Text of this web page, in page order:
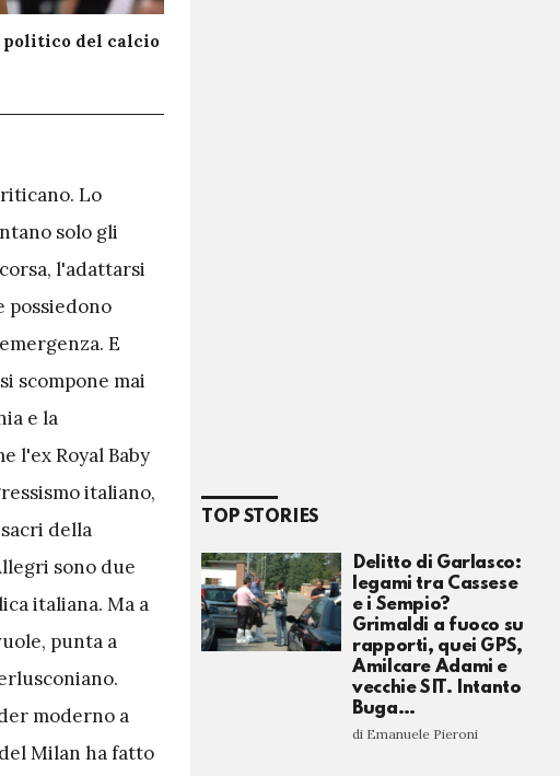
politico del calcio
Lo
solo gli
l'adattarsi
possiedono
E
scompone mai
e la
l'ex Royal Baby
italiano,
della
sono due
italiana. Ma a
punta a
moderno a
Milan ha fatto
TOP STORIES
Delitto di Garlasco:
legami tra Cassese
e i Sempio?
Grimaldi a fuoco su
rapporti, quei GPS,
Amilcare Adami e
vecchie SIT. Intanto
Buga…
di Emanuele Pieroni